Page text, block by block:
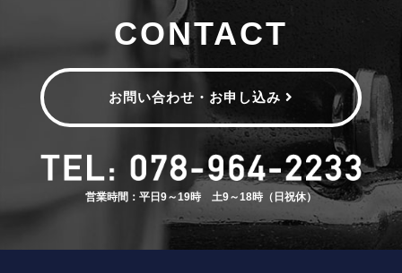
CONTACT
お問い合わせ・お申し込み
営業時間：平日9～19時 土9～18時（日祝休）